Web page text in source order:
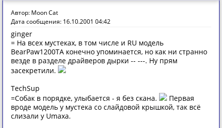
Автор: Moon Cat
Дата сообщения: 16.10.2001 04:42
ginger
= На всех мустеках, в том числе и RU модель
BearPaw1200TA конечно упоминается, но как ни странно
везде в разделе драйверов дырки -- ---. Ну прям
засекретили.
TechSup
=Собак в порядке, улыбается - я без скана.
Первая
вроде модель у мустека со слайдовой крышкой, так всё
слизали у Umaxa.